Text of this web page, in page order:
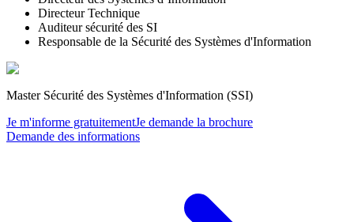
Directeur Technique
Auditeur sécurité des SI
Responsable de la Sécurité des Systèmes d'Information
Master Sécurité des Systèmes d'Information (SSI)
Je m'informe gratuitementJe demande la brochure
Demande des informations